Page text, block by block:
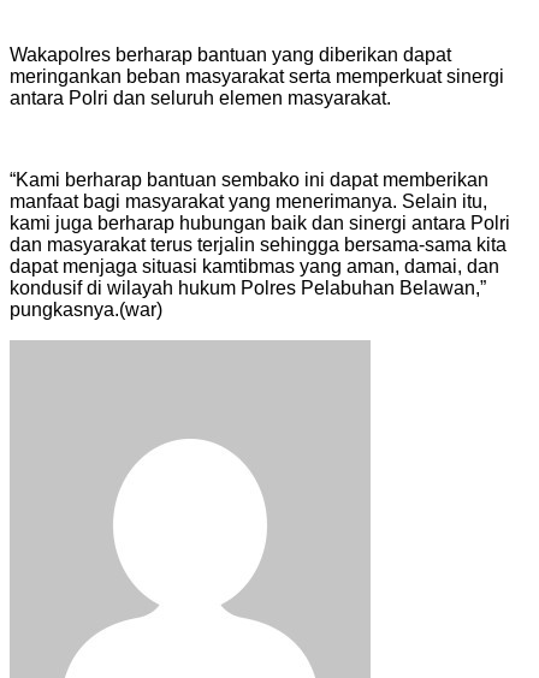
Wakapolres berharap bantuan yang diberikan dapat
meringankan beban masyarakat serta memperkuat sinergi
antara Polri dan seluruh elemen masyarakat.
“Kami berharap bantuan sembako ini dapat memberikan
manfaat bagi masyarakat yang menerimanya. Selain itu,
kami juga berharap hubungan baik dan sinergi antara Polri
dan masyarakat terus terjalin sehingga bersama-sama kita
dapat menjaga situasi kamtibmas yang aman, damai, dan
kondusif di wilayah hukum Polres Pelabuhan Belawan,”
pungkasnya.(war)